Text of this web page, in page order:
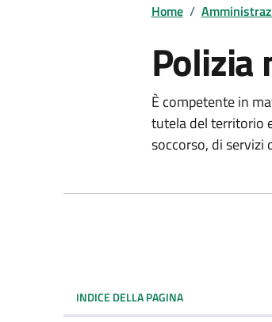
Home /
Polizia
È competente in
tutela del territorio
soccorso, di servizi
INDICE DELLA PAGINA